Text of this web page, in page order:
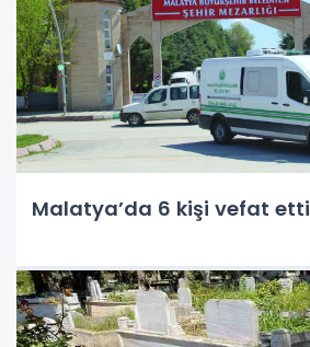
Malatya’da 6 kişi vefat etti